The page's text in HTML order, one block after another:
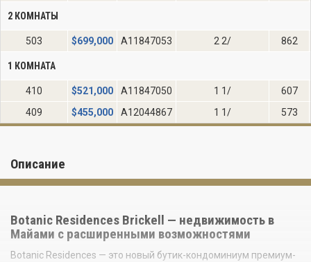
2 КОМНАТЫ
503 $699,000 A11847053 2 2/ 862
1 КОМНАТА
410 $521,000 A11847050 1 1/
607
409
$455,000 A12044867 1 1/ 573
Описание
Botanic Residences Brickell — недвижимость в
Майами с расширенными возможностями
Botanic Residences — это новый бутик-кондоминиум премиум-